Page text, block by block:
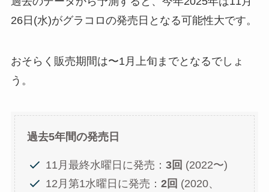
26日(水)がグラコロの発売日となる可能性大です。
おそらく販売期間は〜1月上旬までとなるでしょ
う。
過去5年間の発売日
11月最終水曜日に発売：3回 (2022〜)
12月第1水曜日に発売：2回 (2020、